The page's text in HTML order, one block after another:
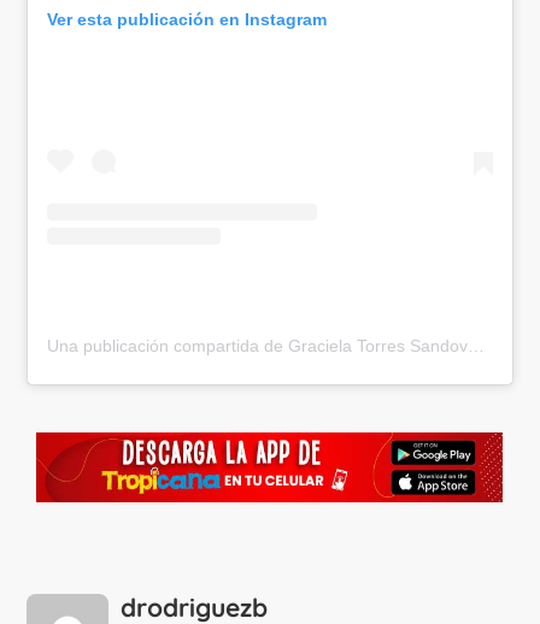
Ver esta publicación en Instagram
drodriguezb